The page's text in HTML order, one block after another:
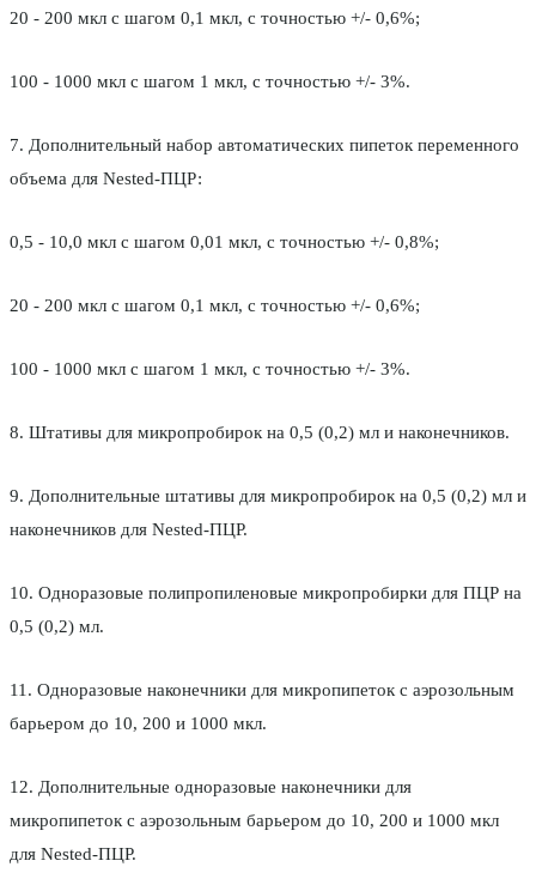
20 - 200 мкл с шагом 0,1 мкл, с точностью +/- 0,6%;
100 - 1000 мкл с шагом 1 мкл, с точностью +/- 3%.
7. Дополнительный набор автоматических пипеток переменного
объема для Nested-ПЦР:
0,5 - 10,0 мкл с шагом 0,01 мкл, с точностью +/- 0,8%;
20 - 200 мкл с шагом 0,1 мкл, с точностью +/- 0,6%;
100 - 1000 мкл с шагом 1 мкл, с точностью +/- 3%.
8. Штативы для микропробирок на 0,5 (0,2) мл и наконечников.
9. Дополнительные штативы для микропробирок на 0,5 (0,2) мл и
наконечников для Nested-ПЦР.
10. Одноразовые полипропиленовые микропробирки для ПЦР на
0,5 (0,2) мл.
11. Одноразовые наконечники для микропипеток с аэрозольным
барьером до 10, 200 и 1000 мкл.
12. Дополнительные одноразовые наконечники для
микропипеток с аэрозольным барьером до 10, 200 и 1000 мкл
для Nested-ПЦР.